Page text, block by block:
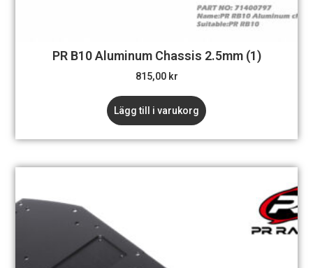
PR B10 Aluminum Chassis 2.5mm (1)
815,00 kr
Lägg till i varukorg